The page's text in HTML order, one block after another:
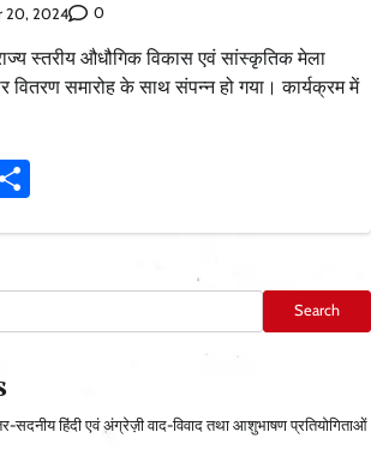
20, 2024 0
स्तरीय औधौगिक विकास एवं सांस्कृतिक मेला
वितरण समारोह के साथ संपन्न हो गया। कार्यक्रम में
Search
हिंदी एवं अंग्रेज़ी वाद-विवाद तथा आशुभाषण प्रतियोगिताओं